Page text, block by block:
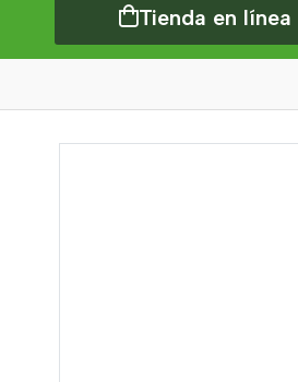
Tienda en línea